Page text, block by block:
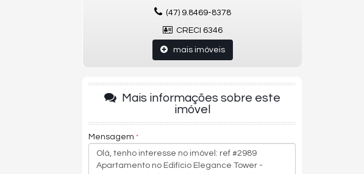
(47) 9.8469-8378
CRECI 6346
mais imóveis
Mais informações sobre este
imóvel
Mensagem